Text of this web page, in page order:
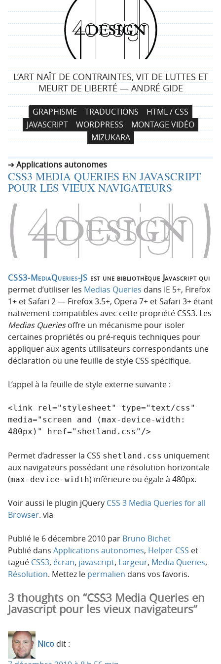
4
d
e
s
i
g
L’ART NAÎT DE CONTRAINTES, VIT DE LUTTES ET
MEURT DE LIBERTÉ — ANDRÉ GIDE
a
t
i
n
r
c
i
p
a
l
e
a
u
c
n
e
n
GRAPHISME TRADUCTIONS
HTML / CSS
JAVASCRIPT
WORDPRESS
MONTAGE VIDÉO
MIZUKARA
Applications autonomes
CSS3 MEDIA QUERIES EN JAVASCRIPT
POUR LES VIEUX NAVIGATEURS
CSS3-MediaQueries-JS est une bibliothèque Javascript qui
permet d’utiliser les Medias Queries dans IE 5+, Firefox
1+ et Safari 2 — Firefox 3.5+, Opera 7+ et Safari 3+ étant
nativement compatibles avec cette propriété CSS3. Les
Medias Queriesoffre un mécanisme pour isoler
certaines propriétés ou pré-requis techniques pour
appliquer aux agents utilisateurs correspondants une
déclaration ou une feuille de style CSS spécifique.
L’appel à la feuille de style externe suivante :
<link rel="stylesheet" type="text/css"
media="screen and (max-device-width:
480px)" href="shetland.css"/>
Permet d’adresser la CSS shetland.css uniquement
aux navigateurs possédant une résolution horizontale
(max-device-width) inférieure ou égale à 480px.
Voir aussi le plugin jQuery CSS 3 Media Queries for all
Browser. via
Publié le 6 décembre 2010 par Bruno Bichet
Publié dans Applications autonomes, Helper CSS et
tagué CSS3, écran, javascript, Largeur, Media Queries,
Résolution. Mettez le permalien dans vos favoris.
3 thoughts on “CSS3 Media Queries en
Javascript pour les vieux navigateurs”
Nico dit :